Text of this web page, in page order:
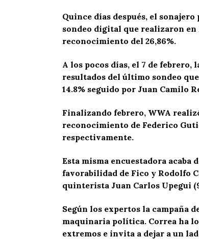
Quince días después, el
sondeo digital que realizaron
reconocimiento del 26,86%.
A los pocos días, el 7 de
resultados del último sondeo
14.8% seguido por Juan Camilo
Finalizando febrero, WWA
reconocimiento de Federico
respectivamente.
Esta misma encuestadora acaba
favorabilidad de Fico y Rodolfo
quinterista Juan Carlos Upegui
Según los expertos la campaña
maquinaria política. Correa ha
extremos e invita a dejar a un